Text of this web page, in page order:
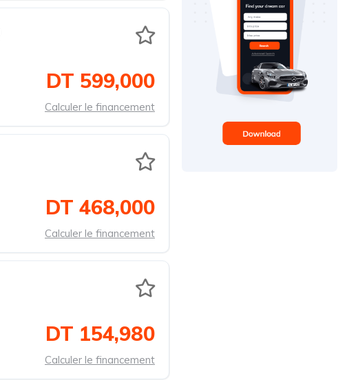
DT 599,000
Calculer le financement
DT 468,000
Calculer le financement
DT 154,980
Calculer le financement